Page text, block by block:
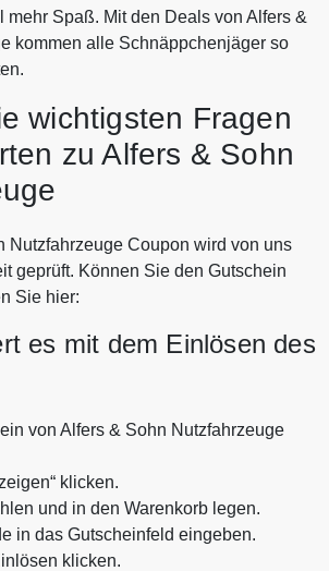
mehr Spaß. Mit den Deals von Alfers &
kommen alle Schnäppchenjäger so
wichtigsten Fragen
zu Alfers & Sohn
Nutzfahrzeuge Coupon wird von uns
geprüft. Können Sie den Gutschein
Sie hier:
es mit dem Einlösen des
von Alfers & Sohn Nutzfahrzeuge
klicken.
und in den Warenkorb legen.
in das Gutscheinfeld eingeben.
klicken.